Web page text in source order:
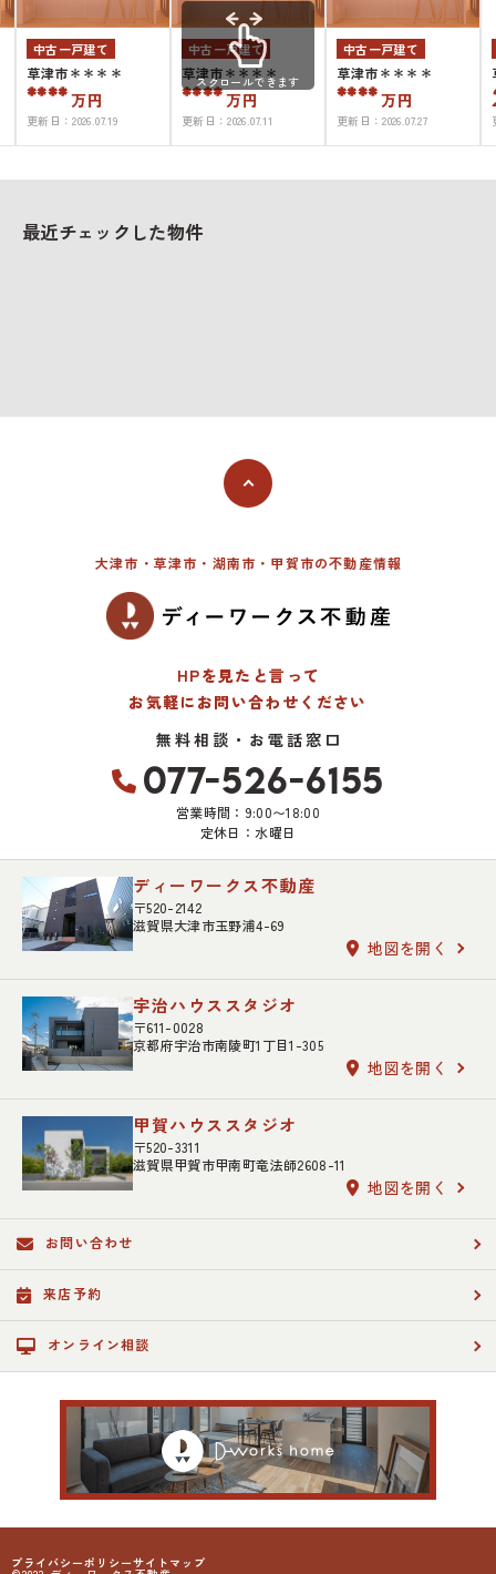
中古一戸建て
草津市＊＊＊＊
****万円
更新日：2026.07.19
中古一戸建て
草津市＊＊＊＊
****万円
更新日：2026.07.11
中古一戸建て
草津市＊＊＊＊
****万円
更新日：2026.07.27
スクロールできます
最近チェックした物件
大津市・草津市・湖南市・甲賀市の不動産情報
HPを見たと言って
お気軽にお問い合わせください
無料相談・お電話窓口
077-526-6155
営業時間：9:00〜18:00
定休日：水曜日
ディーワークス不動産
〒520-2142
滋賀県大津市玉野浦4-69
地図を開く
宇治ハウススタジオ
〒611-0028
京都府宇治市南陵町1丁目1-305
地図を開く
甲賀ハウススタジオ
〒520-3311
滋賀県甲賀市甲南町竜法師2608-11
地図を開く
お問い合わせ
来店予約
オンライン相談
プライバシーポリシーサイトマップ